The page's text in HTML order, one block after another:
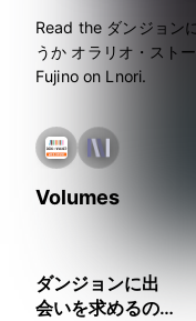
Read the ダンジョン
うか オラリオ・スト
Fujino on Lnori.
Volumes
ダンジョンに出
会いを求めるの